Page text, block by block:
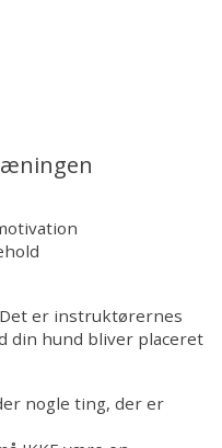
er instruktørernes
din hund bliver placeret
nogle ting, der er